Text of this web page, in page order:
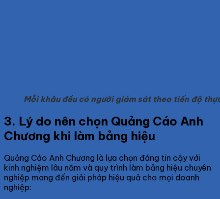
Mỗi khâu đều có người giám sát theo tiến độ
3. Lý do nên chọn Quảng Cáo Anh
Chương khi làm bảng hiệu
Quảng Cáo Anh Chương là lựa chọn đáng tin cậy với
kinh nghiệm lâu năm và quy trình làm bảng hiệu chuyên
nghiệp mang đến giải pháp hiệu quả cho mọi doanh
nghiệp: